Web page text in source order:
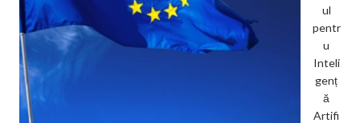
ul
pentr
u
Inteli
genț
ă
Artifi